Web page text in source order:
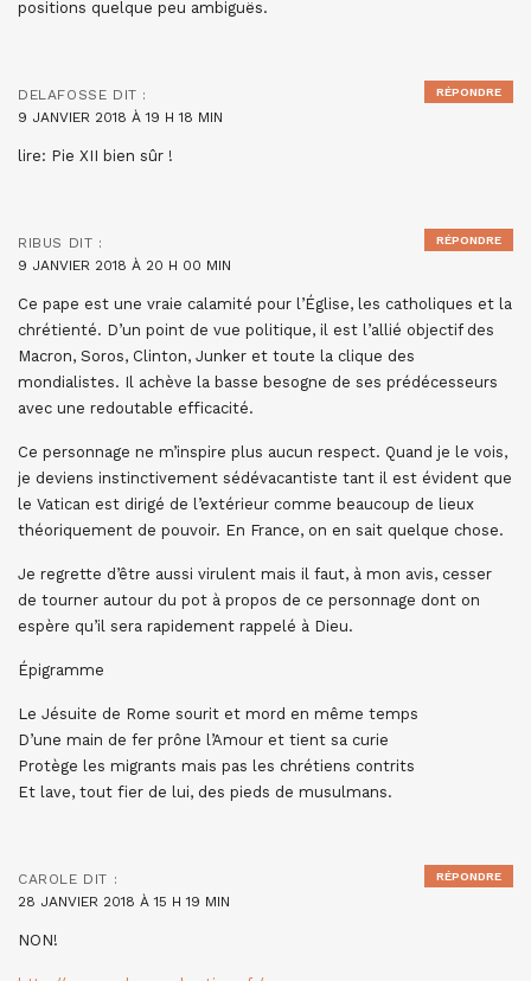
positions quelque peu ambiguës.
DELAFOSSE DIT :
9 JANVIER 2018 À 19 H 18 MIN
lire: Pie XII bien sûr !
RÉPONDRE
RIBUS DIT :
9 JANVIER 2018 À 20 H 00 MIN
Ce pape est une vraie calamité pour l’Église, les catholiques et la
chrétienté. D’un point de vue politique, il est l’allié objectif des
Macron, Soros, Clinton, Junker et toute la clique des
mondialistes. Il achève la basse besogne de ses prédécesseurs
avec une redoutable efficacité.
Ce personnage ne m’inspire plus aucun respect. Quand je le vois,
je deviens instinctivement sédévacantiste tant il est évident que
le Vatican est dirigé de l’extérieur comme beaucoup de lieux
théoriquement de pouvoir. En France, on en sait quelque chose.
Je regrette d’être aussi virulent mais il faut, à mon avis, cesser
de tourner autour du pot à propos de ce personnage dont on
espère qu’il sera rapidement rappelé à Dieu.
Épigramme
Le Jésuite de Rome sourit et mord en même temps
D’une main de fer prône l’Amour et tient sa curie
Protège les migrants mais pas les chrétiens contrits
Et lave, tout fier de lui, des pieds de musulmans.
RÉPONDRE
CAROLE DIT :
28 JANVIER 2018 À 15 H 19 MIN
NON!
RÉPONDRE